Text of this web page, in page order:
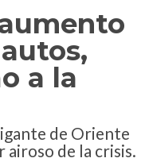
a la
de Oriente
airoso de la crisis.